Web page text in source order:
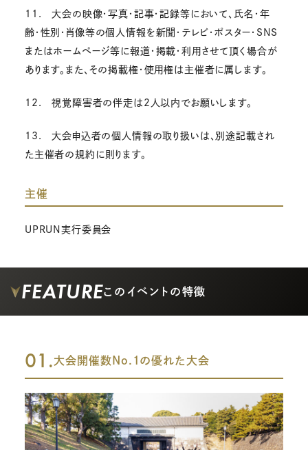
11. 大会の映像・写真・記事・記録等において、氏名・年
齢・性別・肖像等の個人情報を新聞・テレビ・ポスター・SNS
またはホームページ等に報道・掲載・利用させて頂く場合が
あります。また、その掲載権・使用権は主催者に属します。
12. 視覚障害者の伴走は2人以内でお願いします。
13. 大会申込者の個人情報の取り扱いは、別途記載され
た主催者の規約に則ります。
主催
UPRUN実行委員会
FEATUREこのイベントの特徴
01.大会開催数No.1の優れた大会